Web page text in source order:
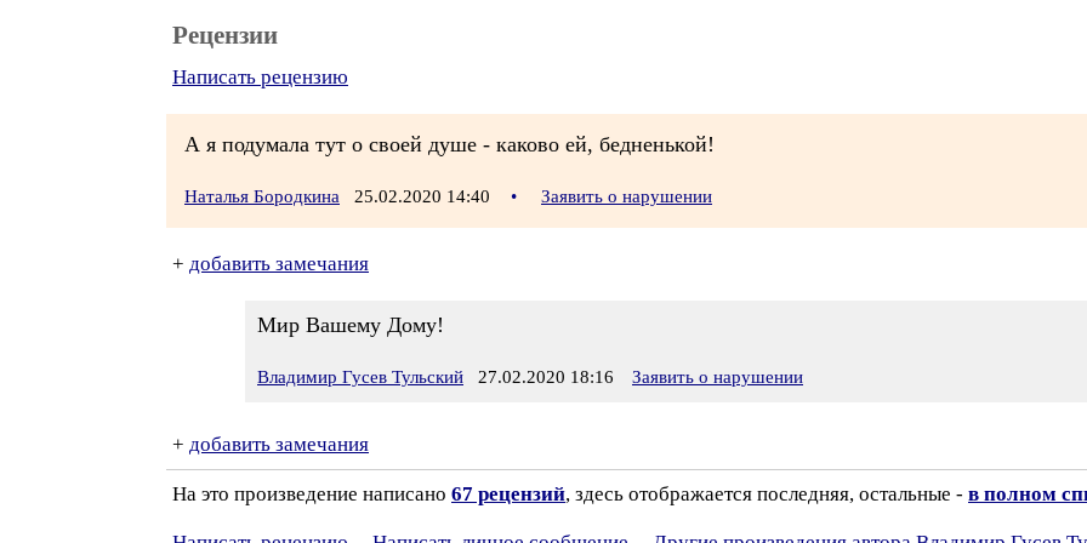
Рецензии
Написать рецензию
А я подумала тут о своей душе - каково ей, бедненькой!
Наталья Бородкина 25.02.2020 14:40 • Заявить о нарушении
+ добавить замечания
Мир Вашему Дому!
Владимир Гусев Тульский 27.02.2020 18:16 Заявить о нарушении
+ добавить замечания
На это произведение написано 67 рецензий, здесь отображается последняя, остальные - в полном